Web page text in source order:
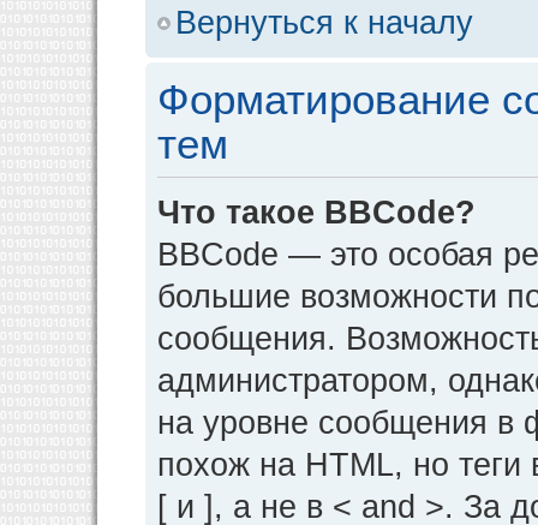
Вернуться к началу
Форматирование
тем
Что такое BBCode?
BBCode — это особая
большие возможности
сообщения.
администратором,
на уровне сообщения в
похож на HTML, но теги
[ и ], а не в < and >. За